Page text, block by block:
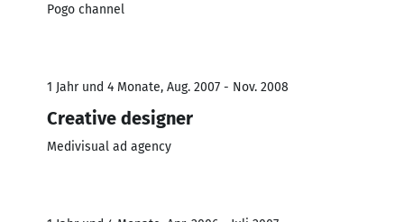
Pogo channel
1 Jahr und 4 Monate, Aug. 2007 - Nov. 2008
Creative designer
Medivisual ad agency